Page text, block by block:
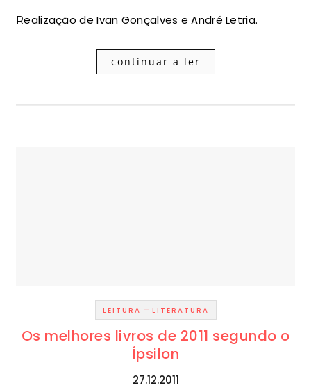
Realização de Ivan Gonçalves e André Letria.
continuar a ler
LEITURA - LITERATURA
Os melhores livros de 2011 segundo o
Ípsilon
27.12.2011